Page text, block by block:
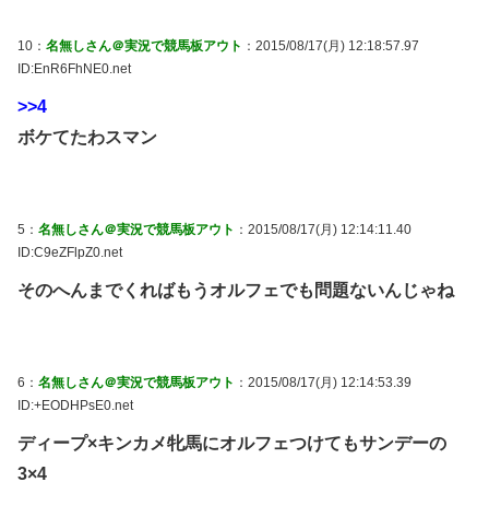
10： 名無しさん＠実況で競馬板アウト ：2015/08/17(月) 12:18:57.97
ID:EnR6FhNE0.net
>>4
ボケてたわスマン
5： 名無しさん＠実況で競馬板アウト ：2015/08/17(月) 12:14:11.40
ID:C9eZFlpZ0.net
そのへんまでくればもうオルフェでも問題ないんじゃね
6： 名無しさん＠実況で競馬板アウト ：2015/08/17(月) 12:14:53.39
ID:+EODHPsE0.net
ディープ×キンカメ牝馬にオルフェつけてもサンデーの
3×4